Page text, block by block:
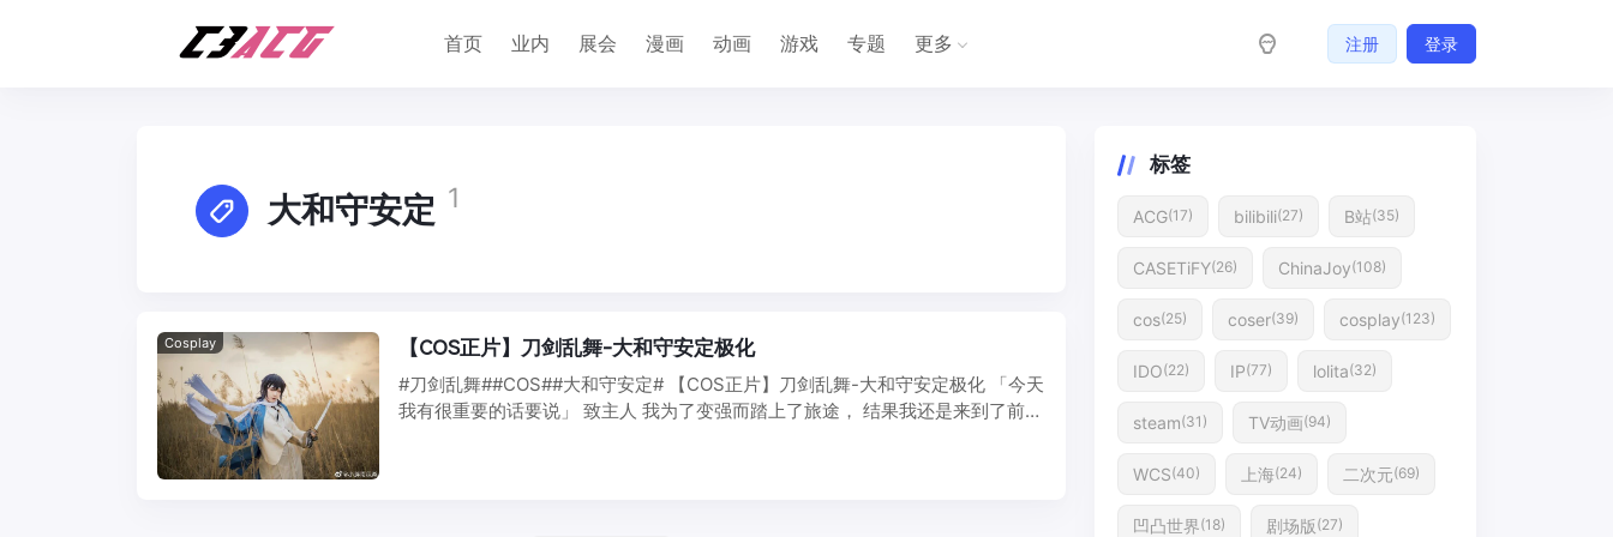
首页 业内 展会 漫画 动画 游戏 专题 更多 注册 登录
大和守安定 1
Cosplay 【COS正片】刀剑乱舞-大和守安定极化
#刀剑乱舞##COS##大和守安定# 【COS正片】刀剑乱舞-大和守安定极化 「今天
我有很重要的话要说」 致主人 我为了变强而踏上了旅途， 结果我还是来到了前主
标签
ACG(17) bilibili(27) B站(35)
CASETiFY(26) ChinaJoy(108)
cos(25) coser(39) cosplay(123)
IDO(22) IP(77) lolita(32)
steam(31) TV动画(94)
WCS(40) 上海(24) 二次元(69)
凹凸世界(18) 剧场版(27)